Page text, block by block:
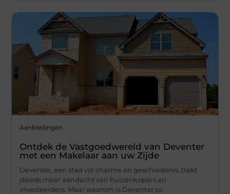
Aanbiedingen
Ontdek de Vastgoedwereld van Deventer
met een Makelaar aan uw Zijde
Deventer, een stad vol charme en geschiedenis, trekt
steeds meer aandacht van huizenkopers en
investeerders. Maar waarom is Deventer zo